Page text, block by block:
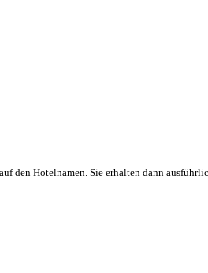
den Hotelnamen. Sie erhalten dann